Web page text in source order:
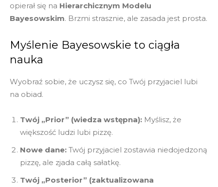
opierał się na Hierarchicznym Modelu
Bayesowskim. Brzmi strasznie, ale zasada jest prosta.
Myślenie Bayesowskie to ciągła
nauka
Wyobraź sobie, że uczysz się, co Twój przyjaciel lubi
na obiad.
Twój „Prior” (wiedza wstępna): Myślisz, że
większość ludzi lubi pizzę.
Nowe dane: Twój przyjaciel zostawia niedojedzoną
pizzę, ale zjada całą sałatkę.
Twój „Posterior” (zaktualizowana